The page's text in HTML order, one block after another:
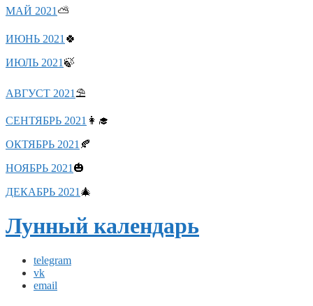
МАЙ 2021 ⛅
ИЮНЬ 2021 🍀
ИЮЛЬ 2021 🍃
АВГУСТ 2021⛱
СЕНТЯБРЬ 2021 👩‍🎓
ОКТЯБРЬ 2021 🍂
НОЯБРЬ 2021 🎃
ДЕКАБРЬ 2021 🎄
Лунный календарь
telegram
vk
email